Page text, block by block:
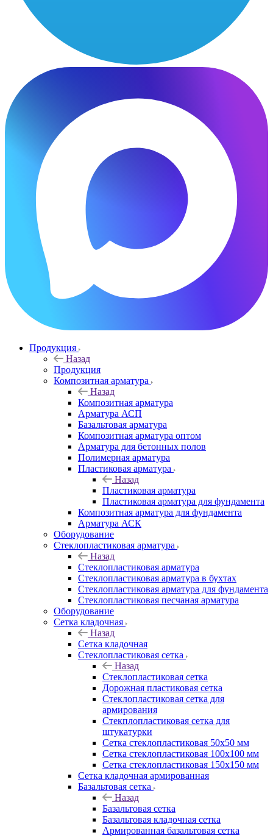
Продукция
Назад
Продукция
Композитная арматура
Назад
Композитная арматура
Арматура АСП
Базальтовая арматура
Композитная арматура оптом
Арматура для бетонных полов
Полимерная арматура
Пластиковая арматура
Назад
Пластиковая арматура
Пластиковая арматура для фундамента
Композитная арматура для фундамента
Арматура АСК
Оборудование
Cтеклопластиковая арматура
Назад
Cтеклопластиковая арматура
Стеклопластиковая арматура в бухтах
Стеклопластиковая арматура для фундамента
Стеклопластиковая песчаная арматура
Оборудование
Сетка кладочная
Назад
Сетка кладочная
Стеклопластиковая сетка
Назад
Стеклопластиковая сетка
Дорожная пластиковая сетка
Стеклопластиковая сетка для
армирования
Стекплопластиковая сетка для
штукатурки
Сетка стеклопластиковая 50x50 мм
Сетка стеклопластиковая 100x100 мм
Сетка стеклопластиковая 150x150 мм
Сетка кладочная армированная
Базальтовая сетка
Назад
Базальтовая сетка
Базальтовая кладочная сетка
Армированная базальтовая сетка